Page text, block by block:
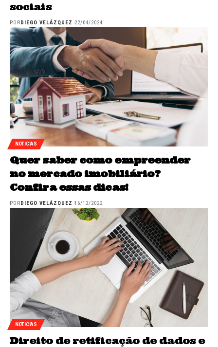
sociais
POR DIEGO VELÁZQUEZ 22/04/2024
NOTICIAS
Quer saber como empreender
no mercado imobiliário?
Confira essas dicas!
PORDIEGO VELÁZQUEZ 16/12/2022
NOTICIAS
Direito de retificação de dados e